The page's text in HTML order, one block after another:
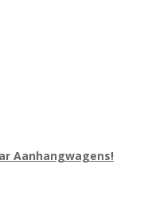
Aanhangwagens!